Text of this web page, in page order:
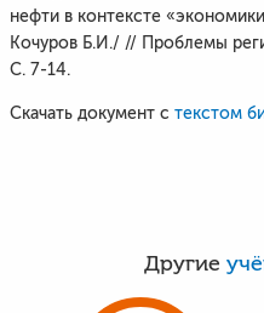
нефти в контексте
Кочуров Б.И./ // Проблемы
С. 7-14.
Скачать документ с текстом
Другие